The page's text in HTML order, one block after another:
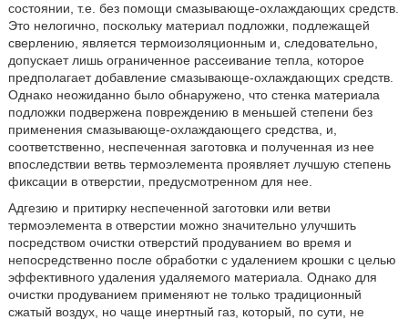
состоянии, т.е. без помощи смазывающе-охлаждающих средств.
Это нелогично, поскольку материал подложки, подлежащей
сверлению, является термоизоляционным и, следовательно,
допускает лишь ограниченное рассеивание тепла, которое
предполагает добавление смазывающе-охлаждающих средств.
Однако неожиданно было обнаружено, что стенка материала
подложки подвержена повреждению в меньшей степени без
применения смазывающе-охлаждающего средства, и,
соответственно, неспеченная заготовка и полученная из нее
впоследствии ветвь термоэлемента проявляет лучшую степень
фиксации в отверстии, предусмотренном для нее.
Адгезию и притирку неспеченной заготовки или ветви
термоэлемента в отверстии можно значительно улучшить
посредством очистки отверстий продуванием во время и
непосредственно после обработки с удалением крошки с целью
эффективного удаления удаляемого материала. Однако для
очистки продуванием применяют не только традиционный
сжатый воздух, но чаще инертный газ, который, по сути, не